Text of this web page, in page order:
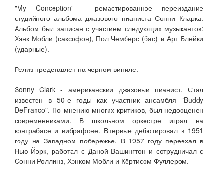
"My Conception" - ремастированное переиздание
студийного альбома джазового пианиста Сонни Кларка.
Альбом был записан с участием следующих музыкантов:
Хэнк Мобли (саксофон), Пол Чемберс (бас) и Арт Блейки
(ударные).
Релиз представлен на черном виниле.
Sonny Clark - американский джазовый пианист. Стал
известен в 50-е годы как участник ансамбля "Buddy
DeFranco". По мнению многих критиков, был недооценен
современниками. В школьном оркестре играл на
контрабасе и вибрафоне. Впервые дебютировал в 1951
году на Западном побережье. В 1957 году переехал в
Нью-Йорк, работал с Даной Вашингтон и сотрудничал с
Сонни Роллинз, Хэнком Мобли и Кёртисом Фуллером.